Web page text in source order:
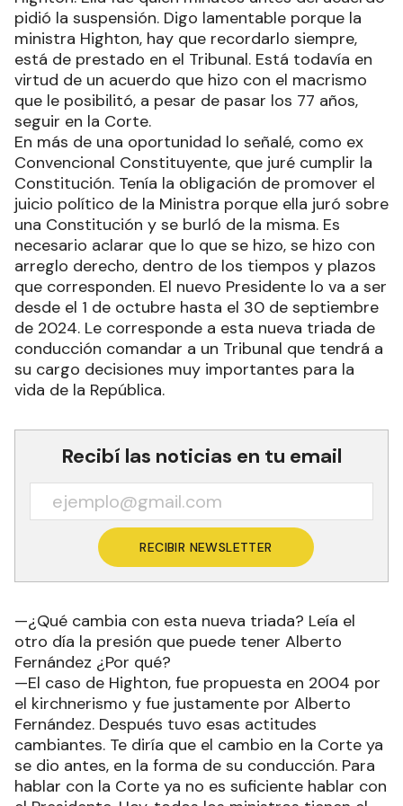
pidió la suspensión. Digo lamentable porque la
ministra Highton, hay que recordarlo siempre,
está de prestado en el Tribunal. Está todavía en
virtud de un acuerdo que hizo con el macrismo
que le posibilitó, a pesar de pasar los 77 años,
seguir en la Corte.
En más de una oportunidad lo señalé, como ex
Convencional Constituyente, que juré cumplir la
Constitución. Tenía la obligación de promover el
juicio político de la Ministra porque ella juró sobre
una Constitución y se burló de la misma. Es
necesario aclarar que lo que se hizo, se hizo con
arreglo derecho, dentro de los tiempos y plazos
que corresponden. El nuevo Presidente lo va a ser
desde el 1 de octubre hasta el 30 de septiembre
de 2024. Le corresponde a esta nueva triada de
conducción comandar a un Tribunal que tendrá a
su cargo decisiones muy importantes para la
vida de la República.
Recibí las noticias en tu email
RECIBIR NEWSLETTER
—¿Qué cambia con esta nueva triada? Leía el
otro día la presión que puede tener Alberto
Fernández ¿Por qué?
—El caso de Highton, fue propuesta en 2004 por
el kirchnerismo y fue justamente por Alberto
Fernández. Después tuvo esas actitudes
cambiantes. Te diría que el cambio en la Corte ya
se dio antes, en la forma de su conducción. Para
hablar con la Corte ya no es suficiente hablar con